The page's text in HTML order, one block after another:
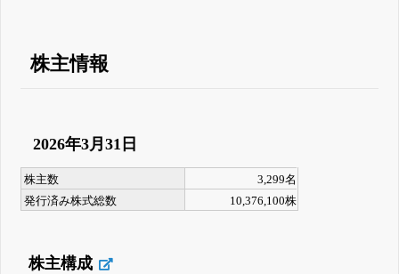
株主情報
2026年3月31日
株主数
3,299名
発行済み株式総数
10,376,100株
株主構成